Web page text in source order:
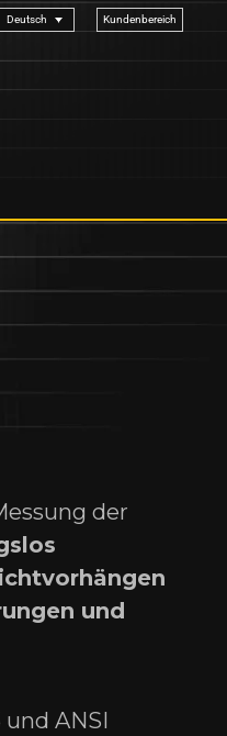
Deutsch Kundenbereich
der
und
ANSI